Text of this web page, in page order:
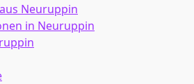
Neuruppin
in Neuruppin